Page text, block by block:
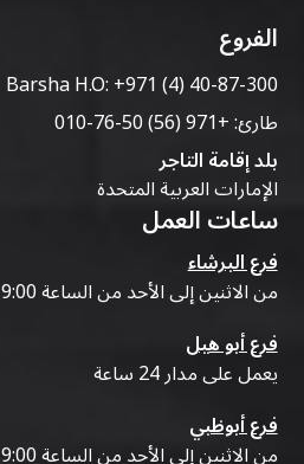
الفروع
Barsha H.O:+971 (4) 40-87-300
طارئ:+971 (56) 50-76-010
بلد إقامة التاجر
الإمارات العربية المتحدة
ساعات العمل
فرع البرشاء
من الاثنين إلى الأحد من الساعة 9:00 صباحًا حتى 07:00 مساءً
فرع أبو هيل
يعمل على مدار 24 ساعة
فرع أبوظبي
من الاثنين إلى الأحد من الساعة 9:00 صباحًا حتى 07:00 مساءً